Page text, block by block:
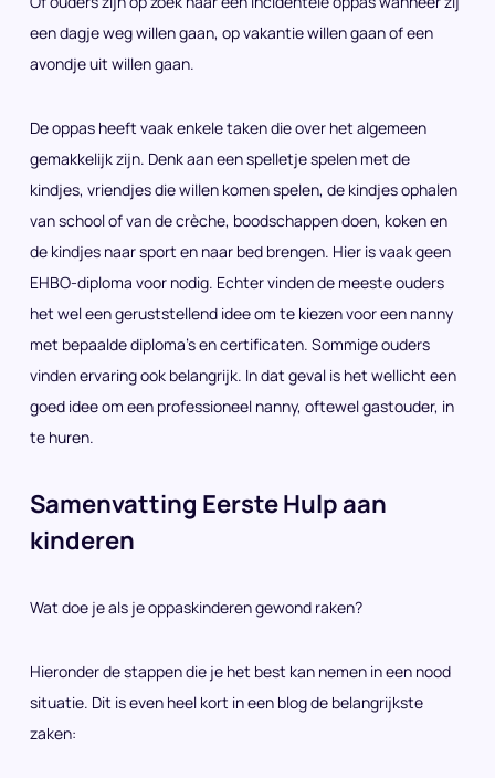
een dagje weg willen gaan, op vakantie willen gaan of een
avondje uit willen gaan.
De oppas heeft vaak enkele taken die over het algemeen
gemakkelijk zijn. Denk aan een spelletje spelen met de
kindjes, vriendjes die willen komen spelen, de kindjes ophalen
van school of van de crèche, boodschappen doen, koken en
de kindjes naar sport en naar bed brengen. Hier is vaak geen
EHBO-diploma voor nodig. Echter vinden de meeste ouders
het wel een geruststellend idee om te kiezen voor een nanny
met bepaalde diploma’s en certificaten. Sommige ouders
vinden ervaring ook belangrijk. In dat geval is het wellicht een
goed idee om een professioneel nanny, oftewel gastouder, in
te huren.
Samenvatting Eerste Hulp aan
kinderen
Wat doe je als je oppaskinderen gewond raken?
Hieronder de stappen die je het best kan nemen in een nood
situatie. Dit is even heel kort in een blog de belangrijkste
zaken: